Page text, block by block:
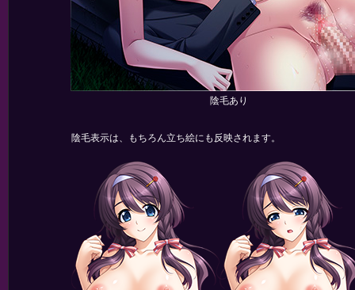
陰毛あり
陰毛表示は、もちろん立ち絵にも反映されます。